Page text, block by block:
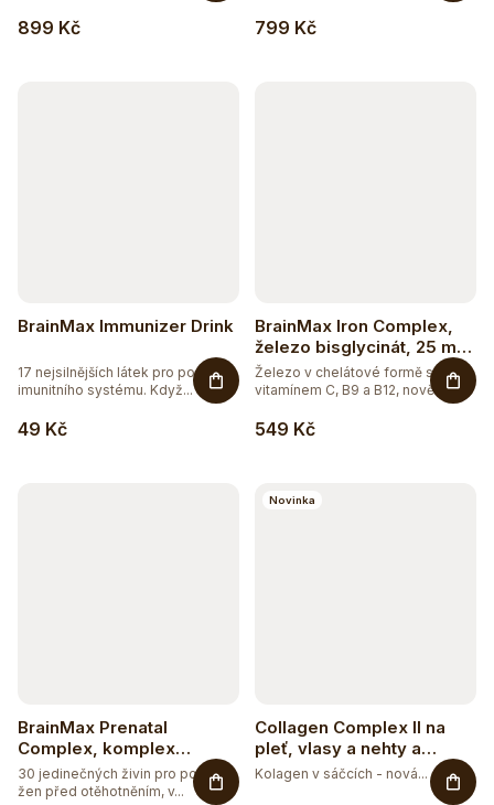
899 Kč 799 Kč
BrainMax Immunizer Drink
49 Kč
17 nejsilnějších látek pro podporu
imunitního systému. Když...
BrainMax Iron Complex,
železo bisglycinát, 25 mg,
100 rostlinných kapslí
549 Kč
Železo v chelátové formě s
vitamínem C, B9 a B12, nově s
BrainMax Prenatal
Complex, komplex
vitamínů pro těhotné ženy
30 jedinečných živin pro potřeby
žen před otěhotněním, v...
Novinka
Collagen Complex II na
pleť, vlasy a nehty a
vitalitu s příchutí mango-
Kolagen v sáčcích - nová...